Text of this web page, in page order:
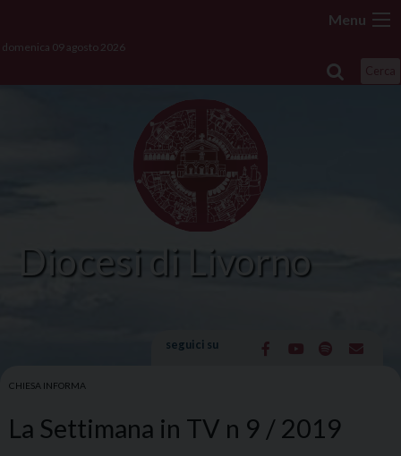
content
Menu
domenica 09 agosto 2026
Diocesi di Livorno
seguici su
CHIESA INFORMA
La Settimana in TV n 9 / 2019